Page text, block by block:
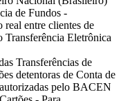
de Fundos -
real entre clientes de
Transferência Eletrônica
Transferências de
detentoras de Conta de
pelo BACEN